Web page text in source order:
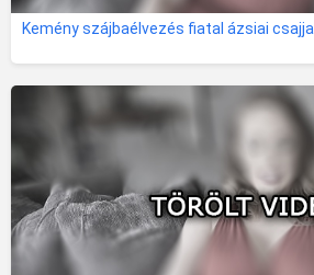
Kemény szájbaélvezés fiatal ázsiai csajjal